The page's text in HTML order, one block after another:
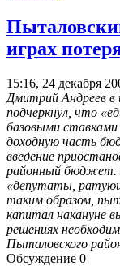
играх
15:16, 24 декабря
Дмитрий Андреев в
подчеркнул, что
базовыми
доходную часть
введение
районный бюджет.
«депутаты,
таким образом,
капитал накануне
решениях
Пыталовского
Обсуждение 0